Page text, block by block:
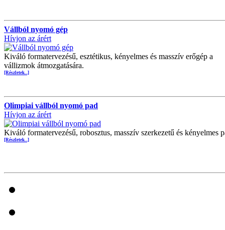
Vállból nyomó gép
Hívjon az árért
Kiváló formatervezésű, esztétikus, kényelmes és masszív erőgép a
vállizmok átmozgatására.
[Részletek...]
Olimpiai vállból nyomó pad
Hívjon az árért
Kiváló formatervezésű, robosztus, masszív szerkezetű és kényelmes
[Részletek...]